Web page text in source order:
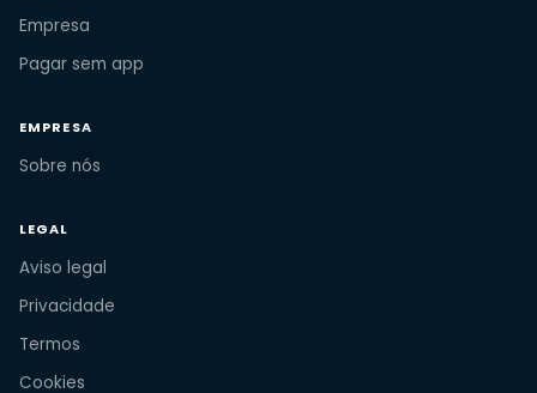
Empresa
Pagar sem app
EMPRESA
Sobre nós
LEGAL
Aviso legal
Privacidade
Termos
Cookies